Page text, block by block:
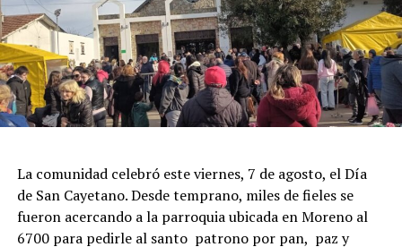
La comunidad celebró este viernes, 7 de agosto, el Día
de San Cayetano. Desde temprano, miles de fieles se
fueron acercando a la parroquia ubicada en Moreno al
6700 para pedirle al santo patrono por pan, paz y